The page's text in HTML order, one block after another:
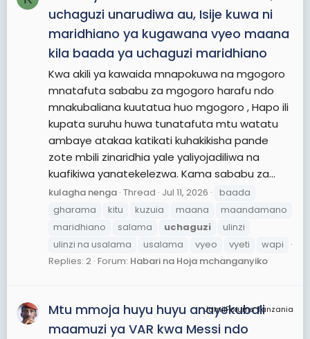
uchaguzi unarudiwa au, Isije kuwa ni
maridhiano ya kugawana vyeo maana
kila baada ya uchaguzi maridhiano
Kwa akili ya kawaida mnapokuwa na mgogoro
mnatafuta sababu za mgogoro harafu ndo
mnakubaliana kuutatua huo mgogoro , Hapo ili
kupata suruhu huwa tunatafuta mtu watatu
ambaye atakaa katikati kuhakikisha pande
zote mbili zinaridhia yale yaliyojadiliwa na
kuafikiwa yanatekelezwa. Kama sababu za...
kulagha nenga Thread Jul 11, 2026
baada
gharama
kitu kuzuia maana
maandamano
maridhiano
salama uchaguzi
ulinzi
ulinzi na usalama
usalama vyeo vyeti
wapi
Replies: 2 Forum: Habari na Hoja mchanganyiko
JamiiForums Tanzania
Mtu mmoja huyu huyu anayekubali
maamuzi ya VAR kwa Messi ndo